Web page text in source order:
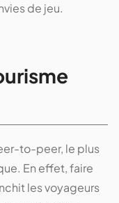
de jeu.
to-peer, le plus
En effet, faire
les voyageurs